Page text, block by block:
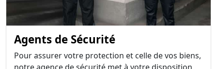
Agents de Sécurité
Pour assurer votre protection et celle de vos biens,